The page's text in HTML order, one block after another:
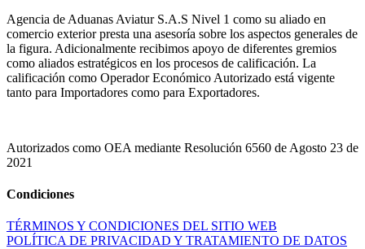
Agencia de Aduanas Aviatur S.A.S Nivel 1 como su aliado en
comercio exterior presta una asesoría sobre los aspectos generales de
la figura. Adicionalmente recibimos apoyo de diferentes gremios
como aliados estratégicos en los procesos de calificación. La
calificación como Operador Económico Autorizado está vigente
tanto para Importadores como para Exportadores.
Autorizados como OEA mediante Resolución 6560 de Agosto 23 de
2021
Condiciones
TÉRMINOS Y CONDICIONES DEL SITIO WEB
POLÍTICA DE PRIVACIDAD Y TRATAMIENTO DE DATOS